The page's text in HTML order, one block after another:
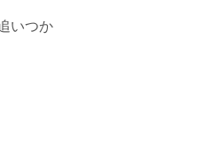
いつか